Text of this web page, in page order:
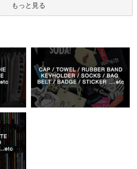
もっと見る